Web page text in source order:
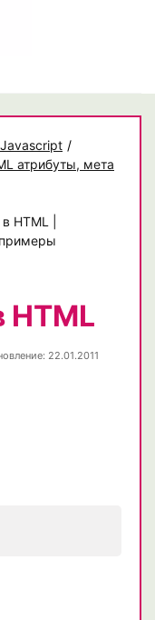
/
атрибуты, мета
HTML |
примеры
HTML
22.01.2011